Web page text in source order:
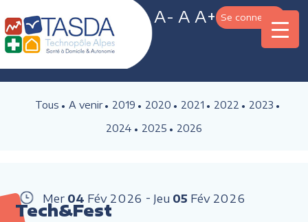
A- A A+ Se connecter
Tous A venir 2019 2020 2021 2022
2023
2024
2025 2026
Mer 04 Fév 2026 Jeu 05 Fév 2026
Tech&Fest